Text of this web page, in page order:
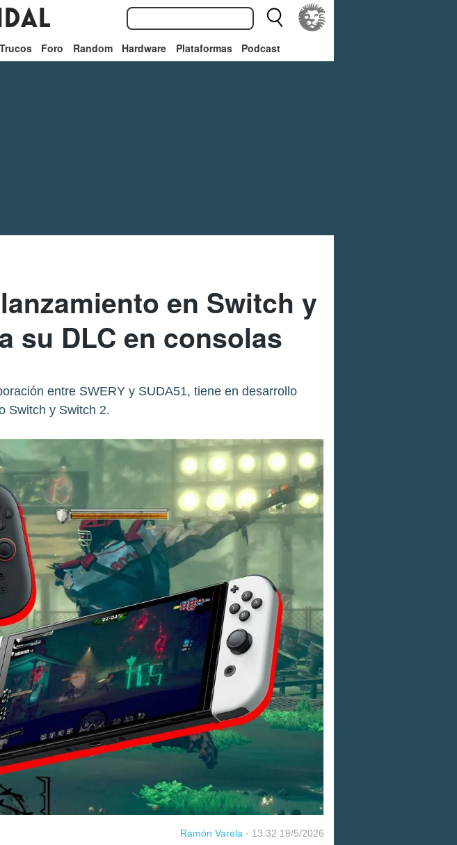
Trucos Foro Random Hardware Plataformas Podcast
en Switch y
su DLC en consolas
entre SWERY y SUDA51, tiene en desarrollo
Switch y Switch 2.
Ramón Varela · 13:32 19/5/2026